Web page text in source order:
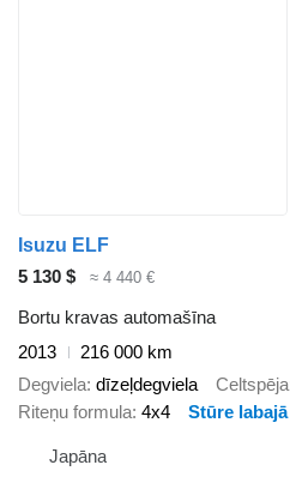
Isuzu ELF
5 130 $
≈ 4 440 €
Bortu kravas automašīna
2013
216 000 km
Degviela dīzeļdegviela Celtspēja
Riteņu formula 4x4 Stūre
Japāna